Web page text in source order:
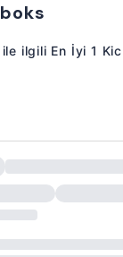
ile ilgili En İyi 1